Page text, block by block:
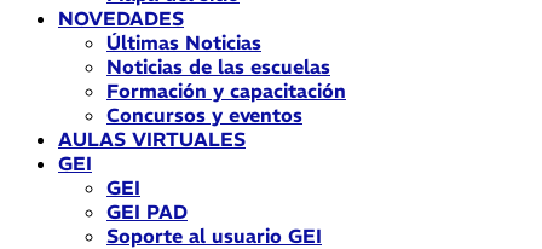
NOVEDADES
Últimas Noticias
Noticias de las escuelas
Formación y capacitación
Concursos y eventos
AULAS VIRTUALES
GEI
GEI
GEI PAD
Soporte al usuario GEI